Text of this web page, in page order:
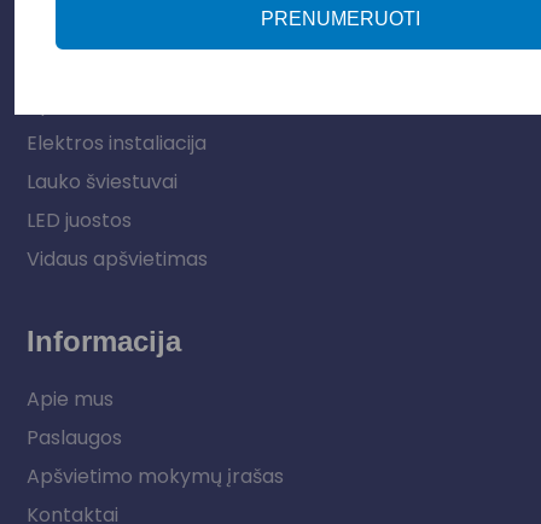
Parduotuvė
Elektros instaliacija
Lauko šviestuvai
LED juostos
Vidaus apšvietimas
Informacija
Apie mus
Paslaugos
Apšvietimo mokymų įrašas
Kontaktai
PRENUMERUOTI